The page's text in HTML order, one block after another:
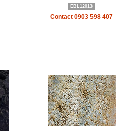
EBL12013
Contact 0903 598 407